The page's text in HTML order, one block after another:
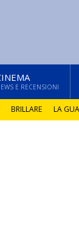
E RECENSIONI
BRILLARE LA